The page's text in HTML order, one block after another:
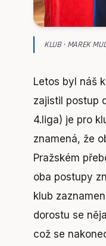
KLUB · MAREK
Letos byl náš
zajistil postup
4.liga) je pro
znamená, že
Pražském
oba postupy
klub
dorostu se
což se